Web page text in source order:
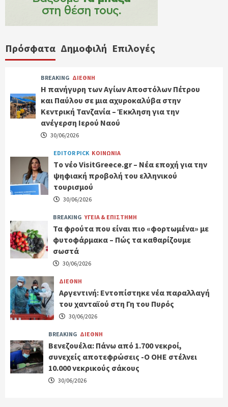
Πρόσφατα Δημοφιλή Επιλογές
BREAKING ΔΙΕΘΝΗ
Η πανήγυρη των Αγίων Αποστόλων Πέτρου
και Παύλου σε μια αχυροκαλύβα στην
Κεντρική Τανζανία – Έκκληση για την
ανέγερση Ιερού Ναού
30/06/2026
EDITOR PICK ΚΟΙΝΩΝΙΑ
Tο νέο VisitGreece.gr – Νέα εποχή για την
ψηφιακή προβολή του ελληνικού
τουρισμού
30/06/2026
BREAKING ΥΓΕΙΑ & ΕΠΙΣΤΗΜΗ
Τα φρούτα που είναι πιο «φορτωμένα» με
φυτοφάρμακα – Πώς τα καθαρίζουμε
σωστά
30/06/2026
ΔΙΕΘΝΗ
Αργεντινή: Εντοπίστηκε νέα παραλλαγή
του χανταϊού στη Γη του Πυρός
30/06/2026
BREAKING ΔΙΕΘΝΗ
Βενεζουέλα: Πάνω από 1.700 νεκροί,
συνεχείς αποτεφρώσεις -Ο ΟΗΕ στέλνει
10.000 νεκρικούς σάκους
30/06/2026